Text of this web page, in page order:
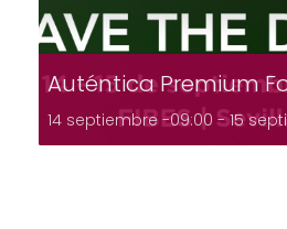
Auténtica Premium
14 septiembre -09:00 -15